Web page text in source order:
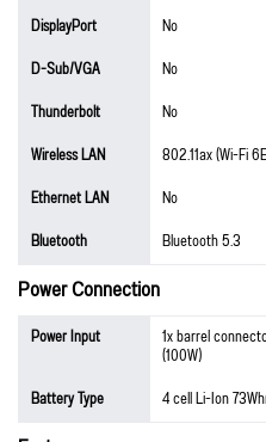
DisplayPort
No
D-Sub/VGA
No
Thunderbolt
No
Wireless LAN
802.11ax (Wi-Fi
Ethernet LAN
No
Bluetooth
Bluetooth 5.3
Power Connection
Power Input 1x barrel
(100W)
Battery Type
4 cell Li-Ion